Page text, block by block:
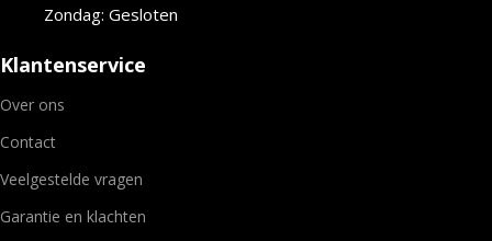
Zondag: Gesloten
Klantenservice
Over ons
Contact
Veelgestelde vragen
Garantie en klachten